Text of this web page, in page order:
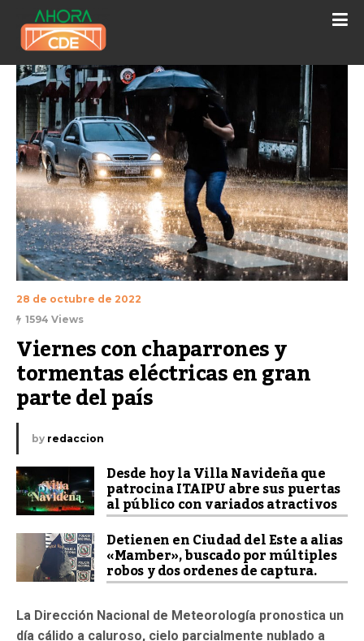
28 de octubre de 2022
1594 Views
Viernes con chaparrones y
tormentas eléctricas en gran
parte del país
by redaccion
Desde hoy la Villa Navideña que
patrocina ITAIPU abre sus puertas
al público con variados atractivos
Detienen en Ciudad del Este a alias
«Mamber», buscado por múltiples
robos y dos ordenes de captura.
La Dirección Nacional de Meteorología pronostica un
día cálido a caluroso, cielo parcialmente nublado a